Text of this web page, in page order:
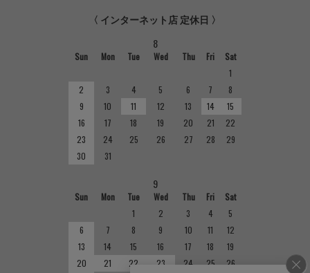
〈 インターネット店 定休日 〉
8
Sun Mon Tue Wed Thu Fri
Sat
1
2
3 4 5 6 7
8
9
10 11 12 13 14
15
16
17 18 19 20 21
22
23
24 25 26 27 28
29
30
31
9
Sun Mon Tue Wed Thu Fri
Sat
1
2 3 4
5
6
7 8 9 10 11
12
13
14 15 16 17 18
19
20
21 22 23 24 25
26